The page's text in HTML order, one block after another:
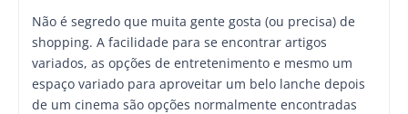
Não é segredo que muita gente gosta (ou precisa) de
shopping. A facilidade para se encontrar artigos
variados, as opções de entretenimento e mesmo um
espaço variado para aproveitar um belo lanche depois
de um cinema são opções normalmente encontradas